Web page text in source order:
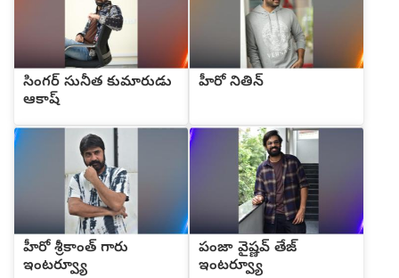
సింగర్ సునీత కుమారుడు
ఆకాష్
హీరో నితిన్
హీరో శ్రీకాంత్ గారు
ఇంటర్వ్యూ
పంజా వైష్ణవ్ తేజ్
ఇంటర్వ్యూ